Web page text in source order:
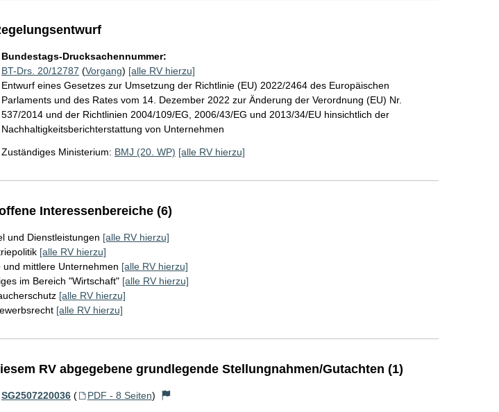
Bundestags-Drucksachennummer:
BT-Drs. 20/12787 (Vorgang) [alle RV hierzu]
Entwurf eines Gesetzes zur Umsetzung der Richtlinie (EU) 2022/2464 des Europäischen
Parlaments und des Rates vom 14. Dezember 2022 zur Änderung der Verordnung (EU) Nr.
537/2014 und der Richtlinien 2004/109/EG, 2006/43/EG und 2013/34/EU hinsichtlich der
Nachhaltigkeitsberichterstattung von Unternehmen
Zuständiges Ministerium: BMJ (20. WP) [alle RV hierzu]
Interessenbereiche (6)
und Dienstleistungen [alle RV hierzu]
[alle RV hierzu]
und mittlere Unternehmen [alle RV hierzu]
im Bereich "Wirtschaft" [alle RV hierzu]
[alle RV hierzu]
[alle RV hierzu]
RV abgegebene grundlegende Stellungnahmen/Gutachten (1)
SG2507220036 ( PDF - 8 Seiten)